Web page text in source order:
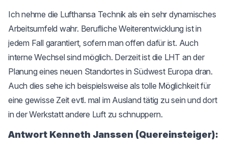
Ich nehme die Lufthansa Technik als ein sehr dynamisches
Arbeitsumfeld wahr. Berufliche Weiterentwicklung ist in
jedem Fall garantiert, sofern man offen dafür ist. Auch
interne Wechsel sind möglich. Derzeit ist die LHT an der
Planung eines neuen Standortes in Südwest Europa dran.
Auch dies sehe ich beispielsweise als tolle Möglichkeit für
eine gewisse Zeit evtl. mal im Ausland tätig zu sein und dort
in der Werkstatt andere Luft zu schnuppern.
Antwort Kenneth Janssen (Quereinsteiger):